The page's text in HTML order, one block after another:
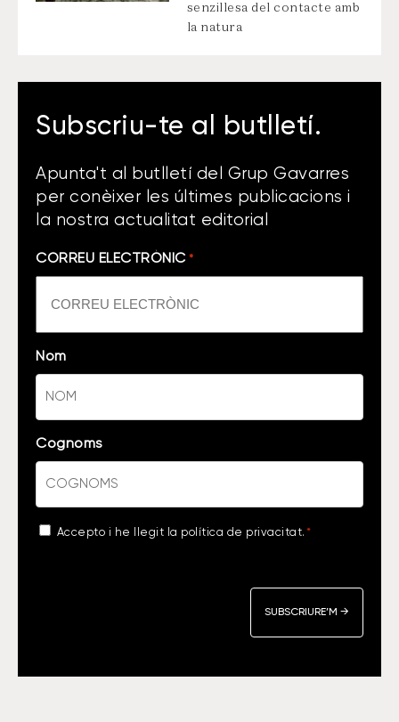
senzillesa del contacte amb
la natura
Subscriu-te al butlletí.
Apunta't al butlletí del Grup Gavarres
per conèixer les últimes publicacions i
la nostra actualitat editorial
CORREU ELECTRÒNIC *
Nom
Cognoms
Acceptance
Accepto i he llegit la política de privacitat. *